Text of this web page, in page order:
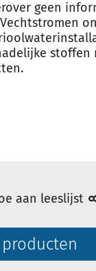
geen
stoffen
aan leeslijst